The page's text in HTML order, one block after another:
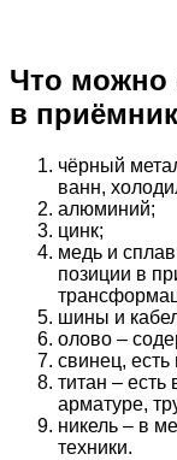
Что можно
в приёмник
чёрный
ванн,
алюминий;
цинк;
медь и
позиции в
шины и
олово –
свинец,
титан – есть
арматуре,
никель – в
техники.